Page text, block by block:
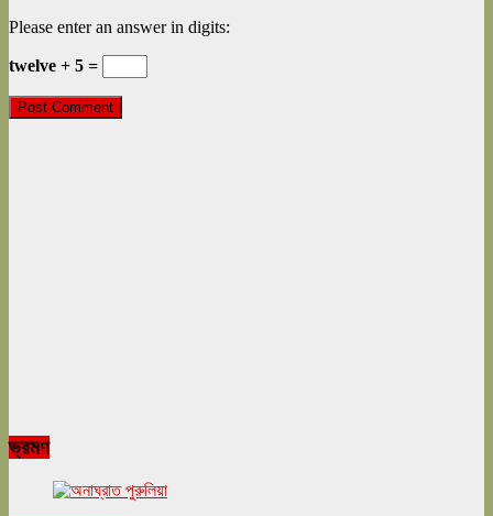
Please enter an answer in digits:
twelve + 5 =
ভ্রমণ